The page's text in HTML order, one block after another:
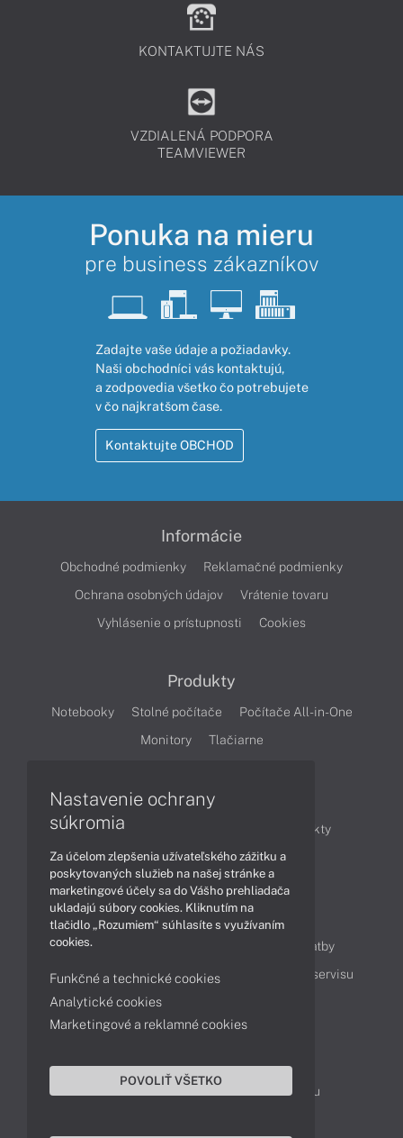
KONTAKTUJTE NÁS
VZDIALENÁ PODPORA
TEAMVIEWER
Ponuka na mieru
pre business zákazníkov
Zadajte vaše údaje a požiadavky.
Naši obchodníci vás kontaktujú,
a zodpovedia všetko čo potrebujete
v čo najkratšom čase.
Kontaktujte OBCHOD
Informácie
Obchodné podmienky
Reklamačné podmienky
Ochrana osobných údajov
Vrátenie tovaru
Vyhlásenie o prístupnosti
Cookies
Produkty
Notebooky Stolné počítače
Počítače All-in-One
Monitory
Tlačiarne
Články
Obchodné informácie
Produkty
Technológie
Videá
Obsah
Ako nakupovať
Možnosti doručenia a platby
Podpora a servis
Servisné služby Cenník servisu
Kontakty
043 4224 771
Obchodné oddelenie
Reklamácia tovaru
Nastavenie ochrany
súkromia
Za účelom zlepšenia užívateľského zážitku a
poskytovaných služieb na našej stránke a
marketingové účely sa do Vášho prehliadača
ukladajú súbory cookies. Kliknutím na
tlačidlo „Rozumiem“ súhlasíte s využívaním
cookies.
Funkčné a technické cookies
Analytické cookies
Marketingové a reklamné cookies
POVOLIŤ VŠETKO